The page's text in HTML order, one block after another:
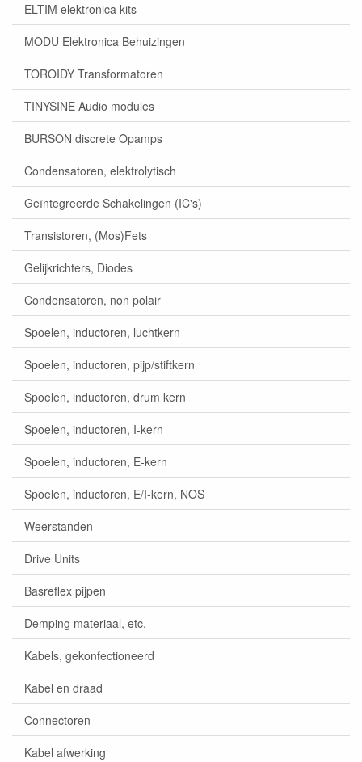
ELTIM elektronica kits
MODU Elektronica Behuizingen
TOROIDY Transformatoren
TINYSINE Audio modules
BURSON discrete Opamps
Condensatoren, elektrolytisch
Geïntegreerde Schakelingen (IC's)
Transistoren, (Mos)Fets
Gelijkrichters, Diodes
Condensatoren, non polair
Spoelen, inductoren, luchtkern
Spoelen, inductoren, pijp/stiftkern
Spoelen, inductoren, drum kern
Spoelen, inductoren, I-kern
Spoelen, inductoren, E-kern
Spoelen, inductoren, E/I-kern, NOS
Weerstanden
Drive Units
Basreflex pijpen
Demping materiaal, etc.
Kabels, gekonfectioneerd
Kabel en draad
Connectoren
Kabel afwerking